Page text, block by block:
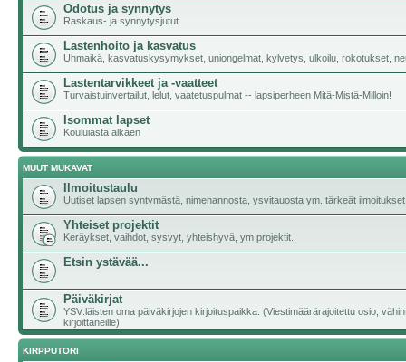
Odotus ja synnytys
Raskaus- ja synnytysjutut
Lastenhoito ja kasvatus
Uhmaikä, kasvatuskysymykset, uniongelmat, kylvetys, ulkoilu, rokotukset,
Lastentarvikkeet ja -vaatteet
Turvaistuinvertailut, lelut, vaatetuspulmat -- lapsiperheen Mitä-Mistä-Milloin!
Isommat lapset
Kouluiästä alkaen
MUUT MUKAVAT
Ilmoitustaulu
Uutiset lapsen syntymästä, nimenannosta, ysvitauosta ym. tärkeät ilmoitukset
Yhteiset projektit
Keräykset, vaihdot, sysvyt, yhteishyvä, ym projektit.
Etsin ystävää...
Päiväkirjat
YSV:läisten oma päiväkirjojen kirjoituspaikka. (Viestimäärärajoitettu osio,
kirjoittaneille)
KIRPPUTORI